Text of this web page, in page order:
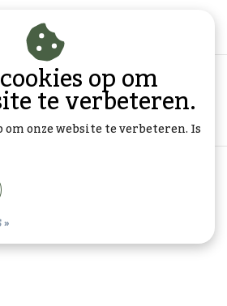
Ansichtkaarten.nl | Realisatie
Media
op om
te verbeteren.
om onze website te verbeteren. Is
»